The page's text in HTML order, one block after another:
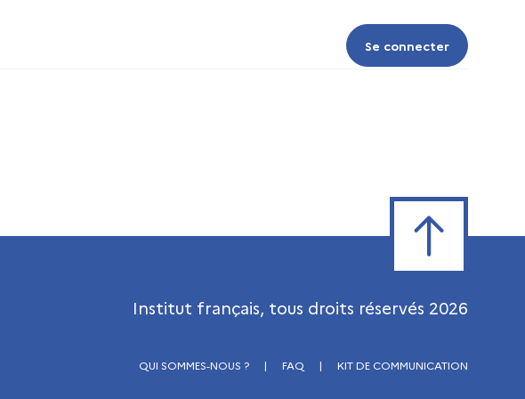
Se connecter
Se connecter
Institut français, tous droits réservés 2026
QUI SOMMES-NOUS ? | FAQ | KIT DE COMMUNICATION